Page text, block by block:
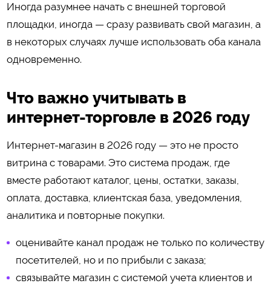
Иногда разумнее начать с внешней торговой
площадки, иногда — сразу развивать свой магазин, а
в некоторых случаях лучше использовать оба канала
одновременно.
Что важно учитывать в
интернет-торговле в 2026 году
Интернет-магазин в 2026 году — это не просто
витрина с товарами. Это система продаж, где
вместе работают каталог, цены, остатки, заказы,
оплата, доставка, клиентская база, уведомления,
аналитика и повторные покупки.
оценивайте канал продаж не только по количеству
посетителей, но и по прибыли с заказа;
связывайте магазин с системой учета клиентов и